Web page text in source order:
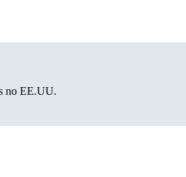
no EE.UU.